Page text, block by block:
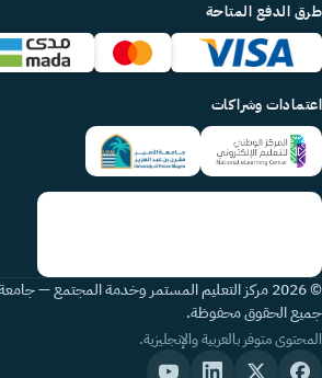
طرق الدفع المتاحة
اعتمادات وشراكات
© 2026 مركز التعليم المستمر وخدمة المجتمع —
جميع الحقوق محفوظة.
المحتوى متوفر بالعربية والإنجليزية.